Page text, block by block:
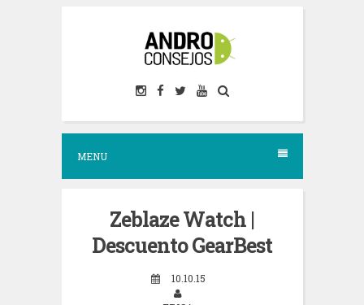
MENU
Zeblaze Watch |
Descuento GearBest
10.10.15